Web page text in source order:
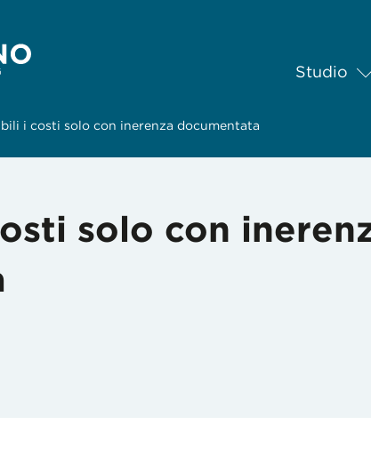
Studio
i costi solo con inerenza documentata
solo con